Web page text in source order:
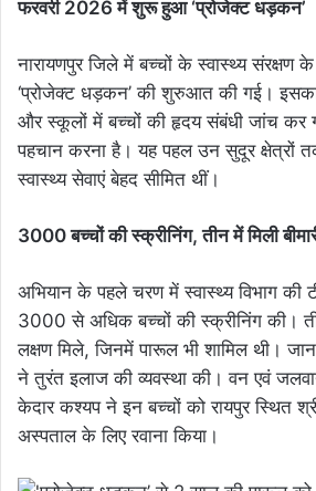
फरवरी 2026 में शुरू हुआ ‘प्रोजेक्ट धड़कन’
नारायणपुर जिले में बच्चों के स्वास्थ्य संरक्षण
‘प्रोजेक्ट धड़कन’ की शुरुआत की गई। इसका
और स्कूलों में बच्चों की हृदय संबंधी जांच कर
पहचान करना है। यह पहल उन सुदूर क्षेत्रों
स्वास्थ्य सेवाएं बेहद सीमित थीं।
3000 बच्चों की स्क्रीनिंग, तीन में मिली
अभियान के पहले चरण में स्वास्थ्य विभाग की
3000 से अधिक बच्चों की स्क्रीनिंग की।
लक्षण मिले, जिनमें पारूल भी शामिल थी।
ने तुरंत इलाज की व्यवस्था की। वन एवं
केदार कश्यप ने इन बच्चों को रायपुर स्थित
अस्पताल के लिए रवाना किया।